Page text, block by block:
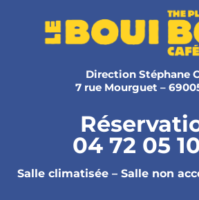
Direction Stéphane
7 rue Mourguet –
04 72 05
Salle climatisée – Salle non